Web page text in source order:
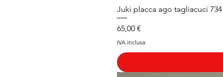
Juki placca ago tagliacuci 734
Prezzo
65,00 €
IVA inclusa